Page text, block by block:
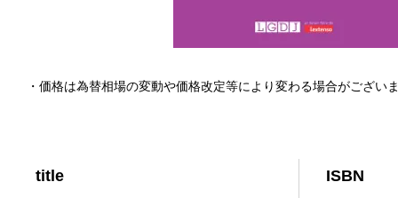
title ISBN
・価格は為替相場の変動や価格改定等により変わる場合がござい